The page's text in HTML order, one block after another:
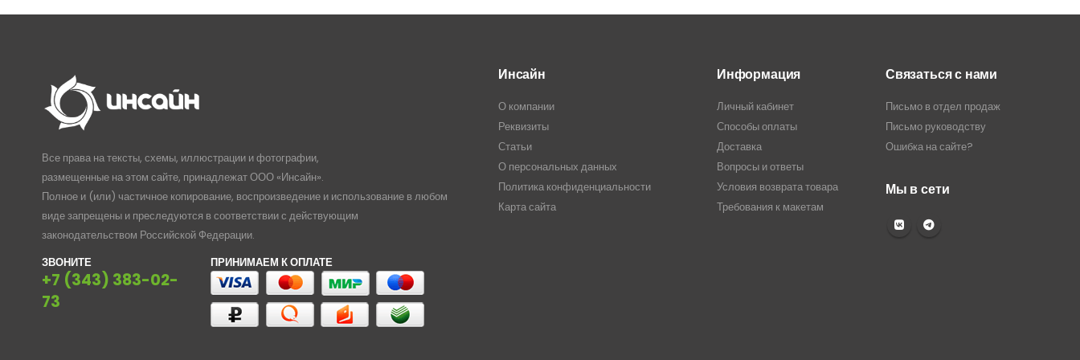
1711,00₽ 4680,00₽
Все права на тексты, схемы, иллюстрации и фотографии,
размещенные на этом сайте, принадлежат ООО «Инсайн».
Полное и (или) частичное копирование, воспроизведение и использование в любом
виде запрещены и преследуются в соответствии с действующим
законодательством Российской Федерации.
ЗВОНИТЕ
+7 (343) 383-02-
73
ПРИНИМАЕМ К ОПЛАТЕ
Инсайн
О компании
Реквизиты
Статьи
О персональных данных
Политика конфиденциальности
Карта сайта
Информация
Личный кабинет
Способы оплаты
Доставка
Вопросы и ответы
Условия возврата товара
Требования к макетам
Связаться с нами
Письмо в отдел продаж
Письмо руководству
Ошибка на сайте?
Мы в сети